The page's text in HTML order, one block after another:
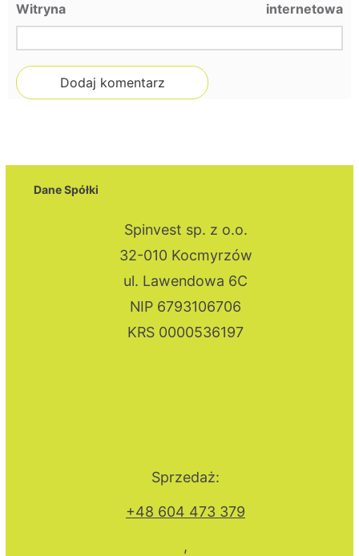
Witryna internetowa
Dane Spółki
Spinvest sp. z o.o.
32-010 Kocmyrzów
ul. Lawendowa 6C
NIP 6793106706
KRS 0000536197
Sprzedaż:
+48 604 473 379
,